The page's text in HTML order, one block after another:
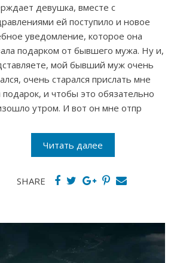
девушка, вместе с
ей поступило и новое
уведомление, которое она
подарком от бывшего мужа. Ну и,
мой бывший муж очень
очень старался прислать мне
подарок, и чтобы это обязательно
утром. И вот он мне отпр
Читать далее
SHARE